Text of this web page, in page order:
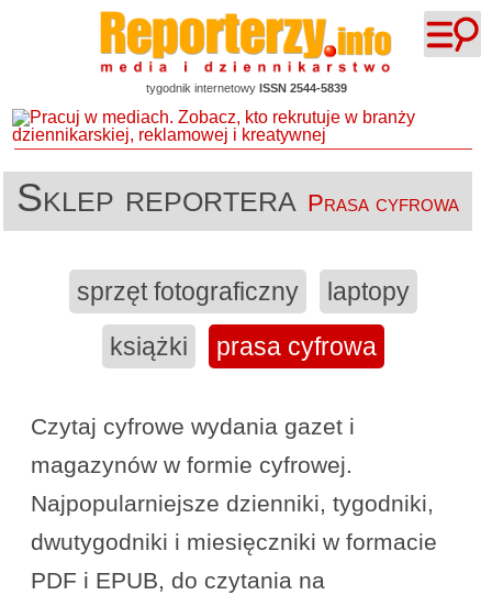
tygodnik internetowy ISSN 2544-5839
Sklep reportera Prasa cyfrowa
sprzęt fotograficzny
laptopy
książki
prasa cyfrowa
Czytaj cyfrowe wydania gazet i
magazynów w formie cyfrowej.
Najpopularniejsze dzienniki, tygodniki,
dwutygodniki i miesięczniki w formacie
PDF i EPUB, do czytania na